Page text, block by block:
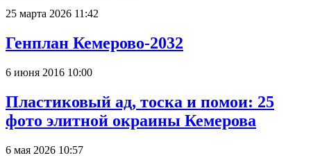
25 марта 2026 11:42
Генплан Кемерово-2032
6 июня 2016 10:00
Пластиковый ад, тоска и помои: 25
фото элитной окраины Кемерова
6 мая 2026 10:57